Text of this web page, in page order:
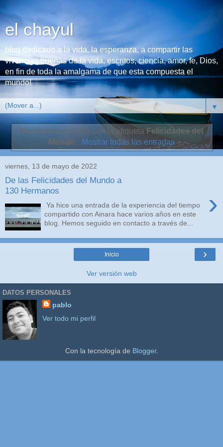
el chayul
blog dedicado a la vida, la esperanza, a compartir las
vivencias buenas de la vida, escritos, ciencia, amor, fe, Dios,
en fin de toda la amalgama de que esta compuesta el
mundo!
▼
Mostrando entradas con la etiqueta Felicidades del
Mundo. Mostrar todas las entradas
viernes, 13 de mayo de 2022
De las Felicidades del Mundo a
130 Hermanos
›
Ya hice una entrada de la experiencia del tiempo
compartido con Ainara hace varios años en este
blog. Hemos seguido en contacto a través de...
›
Inicio
Ver versión web
DATOS PERSONALES
pablo
Ver todo mi perfil
Con la tecnología de Blogger.